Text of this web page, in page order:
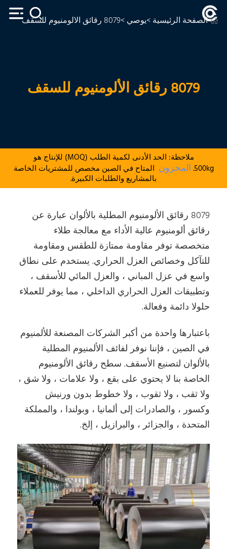
الصفحة الرئيسية>يوصي>8079 رقائق الألومنيوم للسقف
8079 رقائق الألومنيوم للسقف
ملاحظة: الحد الأدنى لكمية الطلب (MOQ) للإنتاج هو
500kg. المخزون المتاح في الصين مخصص للمشتريات الخاصة
بالمشاريع والطلبات الكبيرة.
8079 رقائق الألومنيوم المطلية بالألوان عبارة عن
رقائق ألومنيوم عالية الأداء مع معالجة طلاء
متخصصة توفر مقاومة ممتازة للطقس ومقاومة
للتآكل وخصائص العزل الحراري. يستخدم على نطاق
واسع في عزل المباني ، والعزل المائي للأسقف ،
وتطبيقات العزل الحراري الداخلي ، مما يوفر للعملاء
حلولا دائمة وفعالة.
باعتبارها واحدة من أكبر الشركات المصنعة للألمنيوم
في الصين ، فإننا نوفر لفائف الألمنيوم المطلية
بالألوان لتصنيع الأسقف. سطح رقائق الألومنيوم
الخاصة بنا لا يحتوي على بقع ، ولا علامات ، ولا شق ،
ولا ثقب ، ولا ثقوب ، ولا خطوط بدون ورنيش
وكسور ، والصادرات إلى ألمانيا ، وبولندا ، والمملكة
المتحدة ، والجزائر ، والبرازيل ، إلخ.